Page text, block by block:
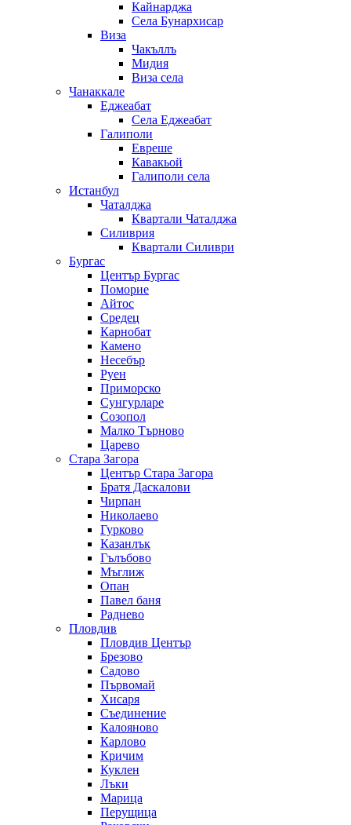
Кайнарджа
Села Бунархисар
Виза
Чакъллъ
Мидия
Виза села
Чанаккале
Еджеабат
Села Еджеабат
Галиполи
Евреше
Кавакьой
Галиполи села
Истанбул
Чаталджа
Квартали Чаталджа
Силиврия
Квартали Силиври
Бургас
Център Бургас
Поморие
Айтос
Средец
Карнобат
Камено
Несебър
Руен
Приморско
Сунгурларе
Созопол
Малко Търново
Царево
Стара Загора
Център Стара Загора
Братя Даскалови
Чирпан
Николаево
Гурково
Казанлък
Гълъбово
Мъглиж
Опан
Павел баня
Раднево
Пловдив
Пловдив Център
Брезово
Садово
Първомай
Хисаря
Съединение
Калояново
Карлово
Кричим
Куклен
Лъки
Марица
Перущица